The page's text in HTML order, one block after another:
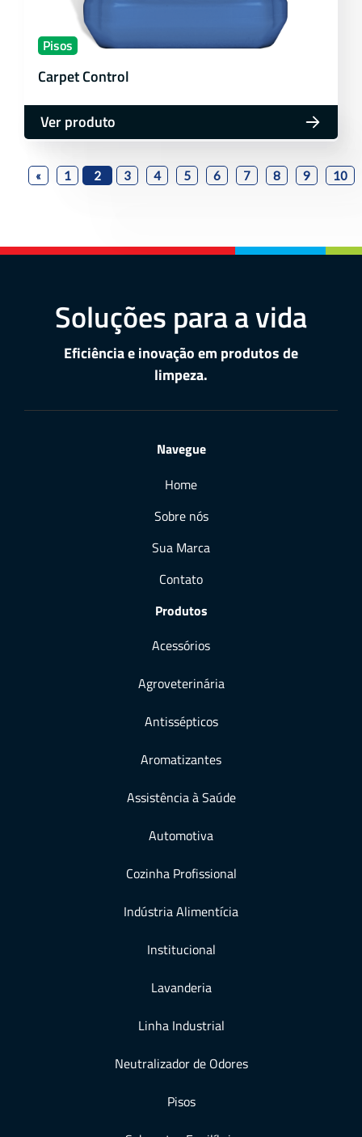
Pisos
Carpet Control
Ver produto
« 1 2 3 4 5 6 7 8 9 10
Soluções para a vida
Eficiência e inovação em produtos de
limpeza.
Navegue
Home
Sobre nós
Sua Marca
Contato
Produtos
Acessórios
Agroveterinária
Antissépticos
Aromatizantes
Assistência à Saúde
Automotiva
Cozinha Profissional
Indústria Alimentícia
Institucional
Lavanderia
Linha Industrial
Neutralizador de Odores
Pisos